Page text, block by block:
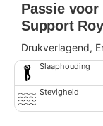
Passie voor
Support
Drukverlagend,
Slaaphouding
Stevigheid